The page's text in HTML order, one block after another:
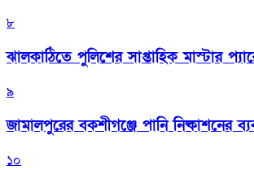
৮
‎ঝালকাঠিতে পুলিশের সাপ্তাহিক মাস্টার
৯
জামালপুরের বকশীগঞ্জে পানি নিষ্কাশনের
১০